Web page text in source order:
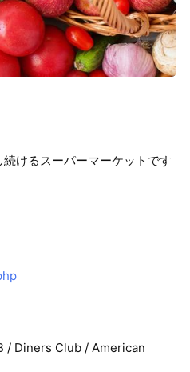
けるスーパーマーケットです
/ Diners Club / American